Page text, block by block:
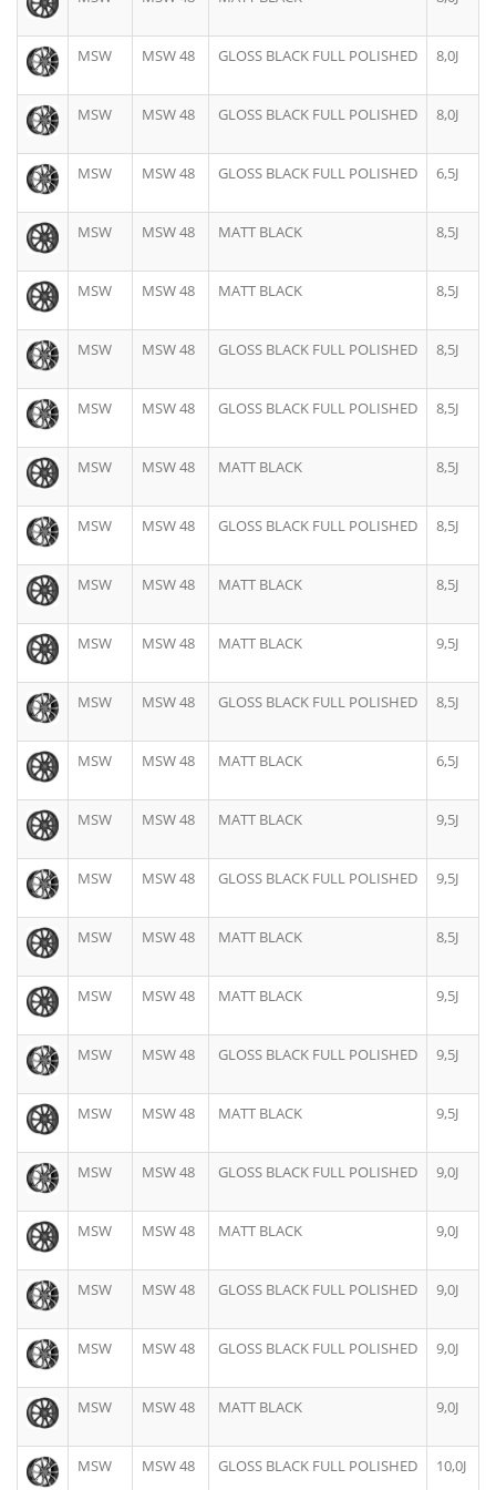
MSW MSW 48 GLOSS BLACK FULL POLISHED 8,0J
MSW MSW 48 GLOSS BLACK FULL POLISHED 8,0J
MSW MSW 48 GLOSS BLACK FULL POLISHED 6,5J
MSW MSW 48 MATT BLACK 8,5J
MSW MSW 48 MATT BLACK 8,5J
MSW MSW 48 GLOSS BLACK FULL POLISHED 8,5J
MSW MSW 48 GLOSS BLACK FULL POLISHED 8,5J
MSW MSW 48 MATT BLACK 8,5J
MSW MSW 48 GLOSS BLACK FULL POLISHED 8,5J
MSW MSW 48 MATT BLACK 8,5J
MSW MSW 48 MATT BLACK 9,5J
MSW MSW 48 GLOSS BLACK FULL POLISHED 8,5J
MSW MSW 48 MATT BLACK 6,5J
MSW MSW 48 MATT BLACK 9,5J
MSW MSW 48 GLOSS BLACK FULL POLISHED 9,5J
MSW MSW 48 MATT BLACK 8,5J
MSW MSW 48 MATT BLACK 9,5J
MSW MSW 48 GLOSS BLACK FULL POLISHED 9,5J
MSW MSW 48 MATT BLACK 9,5J
MSW MSW 48 GLOSS BLACK FULL POLISHED 9,0J
MSW MSW 48 MATT BLACK 9,0J
MSW MSW 48 GLOSS BLACK FULL POLISHED 9,0J
MSW MSW 48 GLOSS BLACK FULL POLISHED 9,0J
MSW MSW 48 MATT BLACK 9,0J
MSW MSW 48 GLOSS BLACK FULL POLISHED 10,0J